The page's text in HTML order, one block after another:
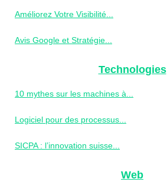
Améliorez Votre Visibilité...
Avis Google et Stratégie...
Technologies
10 mythes sur les machines à...
Logiciel pour des processus...
SICPA : l’innovation suisse...
Web